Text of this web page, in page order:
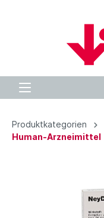
Produktkategorien
Human-Arzneimittel